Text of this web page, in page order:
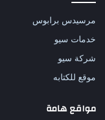
مرسيدس برابوس
خدمات سيو
شركة سيو
موقع للكتابه
مواقع هامة